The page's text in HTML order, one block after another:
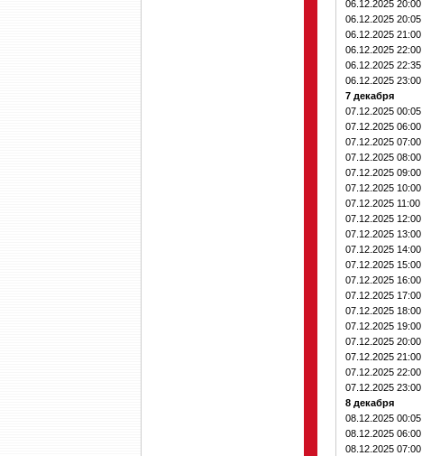
06.12.2025 20:00
06.12.2025 20:05
06.12.2025 21:00
06.12.2025 22:00
06.12.2025 22:35
06.12.2025 23:00
7 декабря
07.12.2025 00:05
07.12.2025 06:00
07.12.2025 07:00
07.12.2025 08:00
07.12.2025 09:00
07.12.2025 10:00
07.12.2025 11:00
07.12.2025 12:00
07.12.2025 13:00
07.12.2025 14:00
07.12.2025 15:00
07.12.2025 16:00
07.12.2025 17:00
07.12.2025 18:00
07.12.2025 19:00
07.12.2025 20:00
07.12.2025 21:00
07.12.2025 22:00
07.12.2025 23:00
8 декабря
08.12.2025 00:05
08.12.2025 06:00
08.12.2025 07:00